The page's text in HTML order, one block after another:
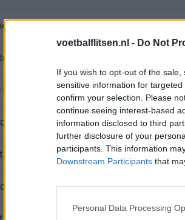
voetbalflitsen.nl - Do Not
If you wish to opt-out of the
sensitive information for
confirm your selection. Please
continue seeing interest-based
information disclosed to third
further disclosure of your
participants. This information
Downstream Participants that
Personal Data Processing
vergelijken Ajax-talent Abdellah
stap richting volgende ronde na ruime
kijkt met bijzondere gevoelens naar Ajax -
de relatie tussen Rafael van der Vaart
er financieel op het spel voor Ajax en FC
noemt Reiziger als bondscoach: